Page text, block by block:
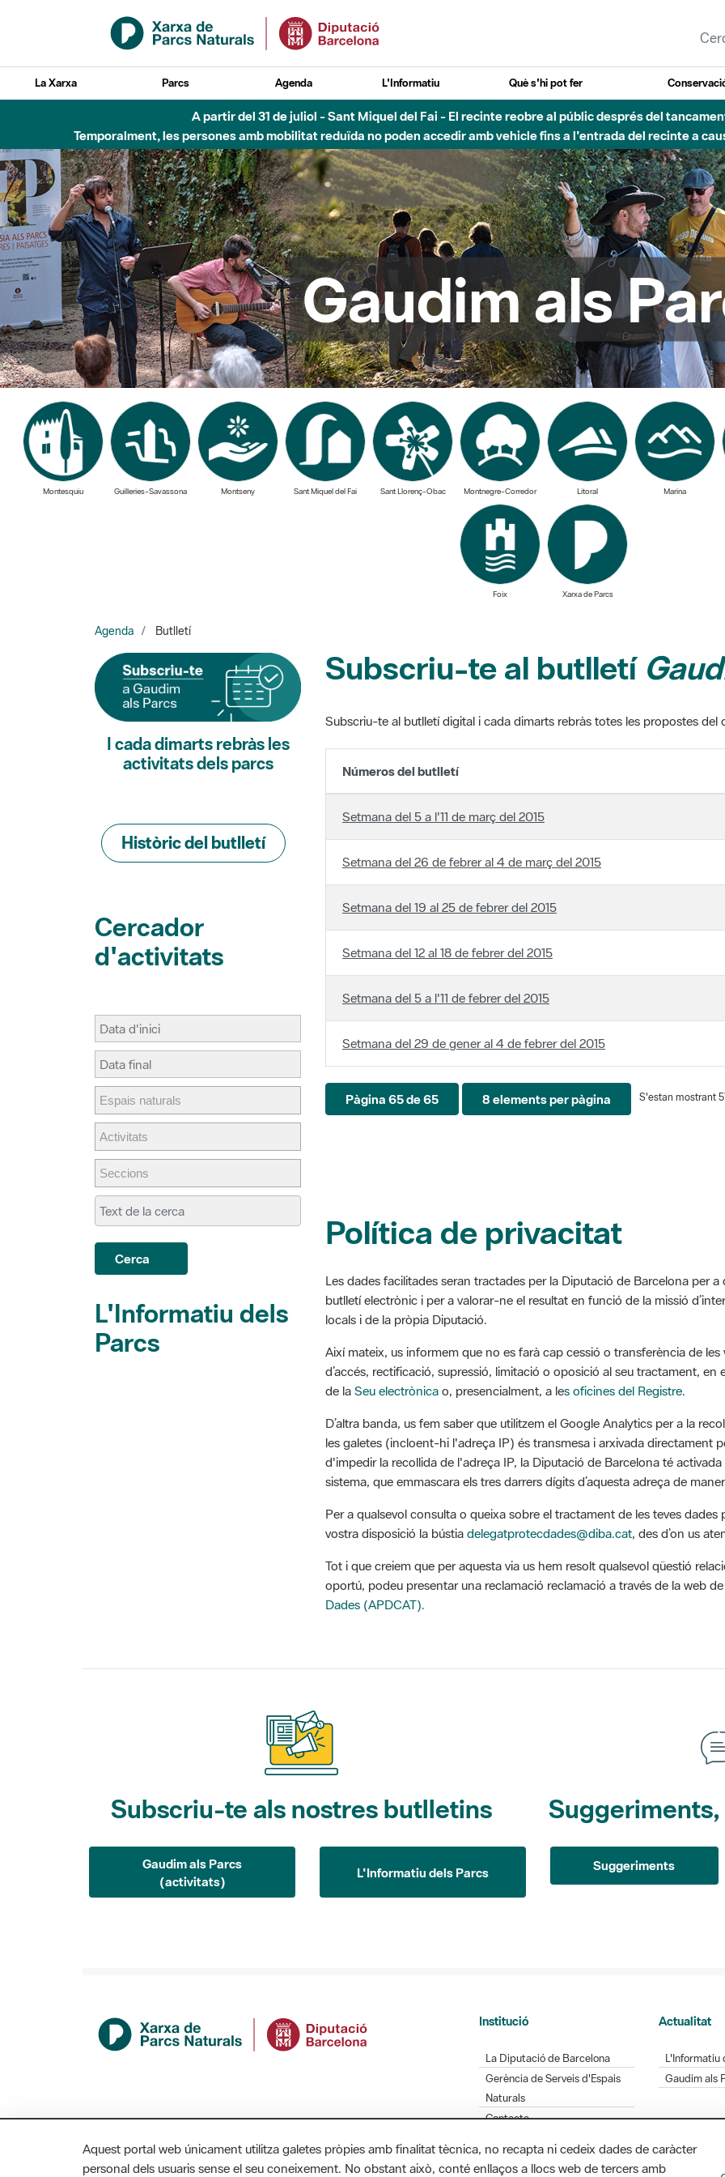
Salta al contingut principal
La Xarxa Parcs Agenda L'Informatiu Què s'hi pot fer
5 d'agost - Sant Llorenç-Obac - Nivell 3 del Pla Alfa (perill molt alt
Gaudim als
Montesquiu Guilleries-Savassona Sant Miquel del Fai Sant Llorenç-Obac Montnegre-Corredor
Foix Xarxa de Parcs
I cada dimarts rebràs les
activitats dels parcs
Històric del butlletí
d'activitats
Cerca
Parcs
Subscriu-te al butlletí
Números del butlletí
Setmana del 5 a l'11 de març del 2015
Setmana del 26 de febrer al 4 de març del 2015
Setmana del 19 al 25 de febrer del 2015
Setmana del 12 al 18 de febrer del 2015
Setmana del 5 a l'11 de febrer del 2015
Setmana del 29 de gener al 4 de febrer del 2015
Pàgina 65 de 65 8 elements per pàgina
Política de privacitat
butlletí electrònic i per a valorar-ne el resultat en funció de la missió
locals i de la pròpia Diputació.
d’accés, rectificació, supressió, limitació o oposició al seu tractament, en
de laSeu electrònicao, presencialment, a les oficines del Registre.
les galetes (incloent-hi l'adreça IP) és transmesa i arxivada directament
d'impedir la recollida de l'adreça IP, la Diputació de Barcelona té
sistema, que emmascara els tres darrers dígits d’aquesta adreça de
vostra disposició la bústia delegatprotecdades@diba.cat , des d’on us
oportú, podeu presentar una reclamació reclamació a través de la web de
Dades (APDCAT).
Gaudim als Parcs
(activitats)
Suggeriments
Gerència de Serveis d'Espais
Naturals
Contacte
Gaudim als
Aquest portal web únicament utilitza galetes pròpies amb finalitat tècnica, no recapta ni cedeix dades de caràcter
personal dels usuaris sense el seu coneixement. No obstant això, conté enllaços a llocs web de tercers amb